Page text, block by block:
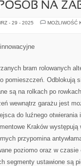
NA
- 29 - 2025
MOŻLIWOŚĆ
bram rolowanych
pomieszczeń. Odblokują
są na rolkach po
wewnątrz garażu jest
do luźnego
Kraków występują
przypomina
poziomo oraz w czasie
segmenty ustawione są